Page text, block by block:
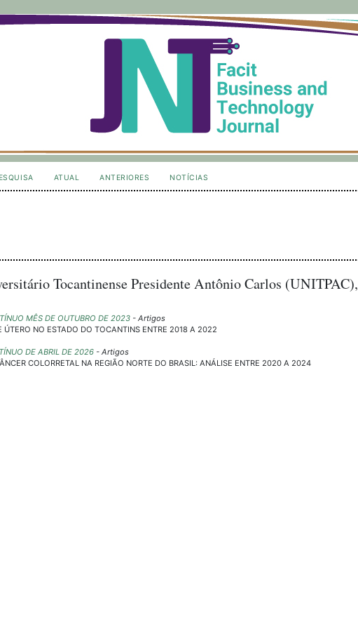
ATUAL ANTERIORES NOTÍCIAS
Tocantinense Presidente Antônio Carlos (UNITPAC),
MÊS DE OUTUBRO DE 2023 - Artigos
ÚTERO NO ESTADO DO TOCANTINS ENTRE 2018 A 2022
DE ABRIL DE 2026 - Artigos
COLORRETAL NA REGIÃO NORTE DO BRASIL: ANÁLISE ENTRE 2020 A 2024